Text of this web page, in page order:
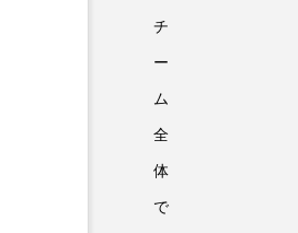
チ
ー
ム
全
体
で